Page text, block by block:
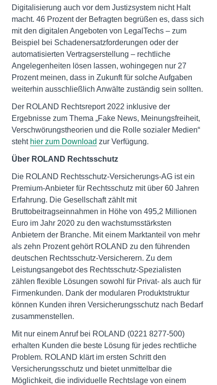
Digitalisierung auch vor dem Justizsystem nicht Halt
macht. 46 Prozent der Befragten begrüßen es, dass sich
mit den digitalen Angeboten von LegalTechs – zum
Beispiel bei Schadenersatzforderungen oder der
automatisierten Vertragserstellung – rechtliche
Angelegenheiten lösen lassen, wohingegen nur 27
Prozent meinen, dass in Zukunft für solche Aufgaben
weiterhin ausschließlich Anwälte zuständig sein sollten.
Der ROLAND Rechtsreport 2022 inklusive der
Ergebnisse zum Thema „Fake News, Meinungsfreiheit,
Verschwörungstheorien und die Rolle sozialer Medien“
steht hier zum Download zur Verfügung.
Über ROLAND Rechtsschutz
Die ROLAND Rechtsschutz-Versicherungs-AG ist ein
Premium-Anbieter für Rechtsschutz mit über 60 Jahren
Erfahrung. Die Gesellschaft zählt mit
Bruttobeitragseinnahmen in Höhe von 495,2 Millionen
Euro im Jahr 2020 zu den wachstumsstärksten
Anbietern der Branche. Mit einem Marktanteil von mehr
als zehn Prozent gehört ROLAND zu den führenden
deutschen Rechtsschutz-Versicherern. Zu dem
Leistungsangebot des Rechtsschutz-Spezialisten
zählen flexible Lösungen sowohl für Privat- als auch für
Firmenkunden. Dank der modularen Produktstruktur
können Kunden ihren Versicherungsschutz nach Bedarf
zusammenstellen.
Mit nur einem Anruf bei ROLAND (0221 8277-500)
erhalten Kunden die beste Lösung für jedes rechtliche
Problem. ROLAND klärt im ersten Schritt den
Versicherungsschutz und bietet unmittelbar die
Möglichkeit, die individuelle Rechtslage von einem